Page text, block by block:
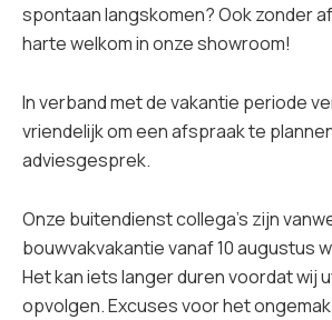
spontaan langskomen? Ook zonder
harte welkom in onze showroom!
In verband met de vakantie periode
vriendelijk om een afspraak te
adviesgesprek.
Onze buitendienst collega’s zijn
bouwvakvakantie vanaf 10 augustus
Het kan iets langer duren voordat wij
opvolgen. Excuses voor het